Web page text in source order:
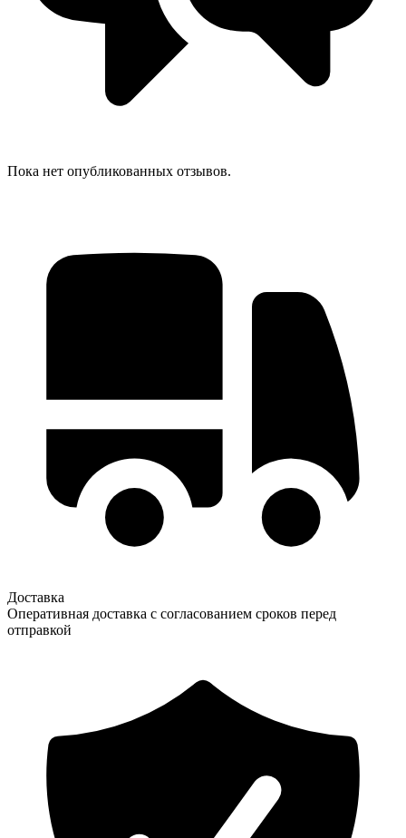
Пока нет опубликованных отзывов.
Доставка
Оперативная доставка с согласованием сроков перед
отправкой